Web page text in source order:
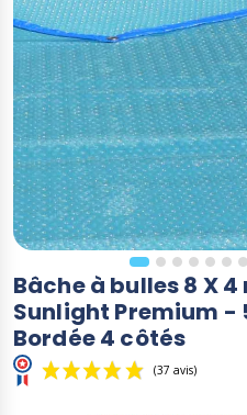
Bâche à bulles 8 X
Sunlight Premium -
Bordée 4 côtés